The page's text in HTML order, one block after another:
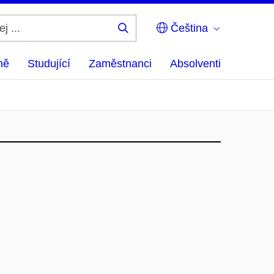
Čeština
Studující Zaměstnanci Absolventi